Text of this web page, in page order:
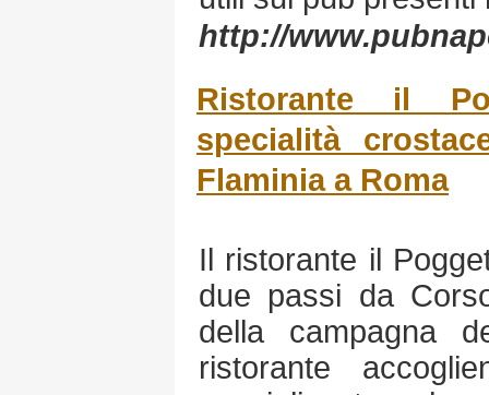
http://
Ristorante il
specialità
Flaminia a Roma
Il ristorante il
due passi da
della campagna
ristorante